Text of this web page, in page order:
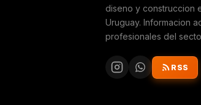
diseno y construccion
Uruguay. Informacion
profesionales del
RSS